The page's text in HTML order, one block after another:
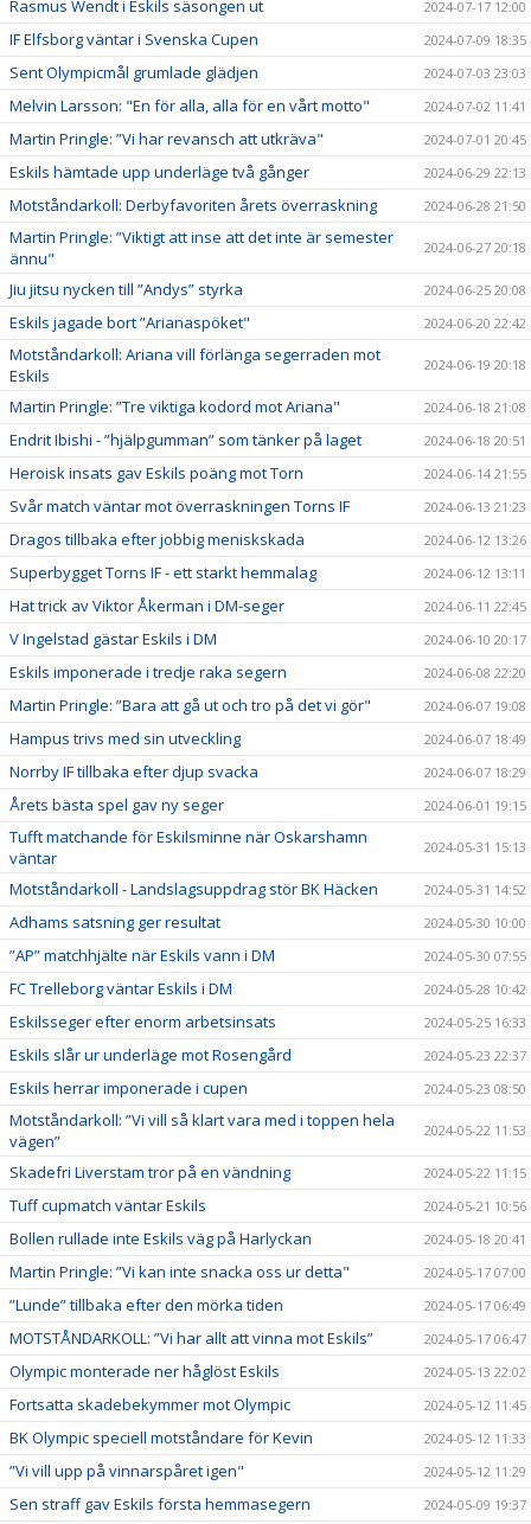
Rasmus Wendt i Eskils säsongen ut 2024-07-17 12:00
IF Elfsborg väntar i Svenska Cupen 2024-07-09 18:35
Sent Olympicmål grumlade glädjen 2024-07-03 23:03
Melvin Larsson: "En för alla, alla för en vårt motto" 2024-07-02 11:41
Martin Pringle: ”Vi har revansch att utkräva" 2024-07-01 20:45
Eskils hämtade upp underläge två gånger 2024-06-29 22:13
Motståndarkoll: Derbyfavoriten årets överraskning 2024-06-28 21:50
Martin Pringle: ”Viktigt att inse att det inte är semester
ännu"
2024-06-27 20:18
Jiu jitsu nycken till ”Andys” styrka 2024-06-25 20:08
Eskils jagade bort ”Arianaspöket" 2024-06-20 22:42
Motståndarkoll: Ariana vill förlänga segerraden mot
Eskils
2024-06-19 20:18
Martin Pringle: ”Tre viktiga kodord mot Ariana" 2024-06-18 21:08
Endrit Ibishi - ”hjälpgumman” som tänker på laget 2024-06-18 20:51
Heroisk insats gav Eskils poäng mot Torn 2024-06-14 21:55
Svår match väntar mot överraskningen Torns IF 2024-06-13 21:23
Dragos tillbaka efter jobbig meniskskada 2024-06-12 13:26
Superbygget Torns IF - ett starkt hemmalag 2024-06-12 13:11
Hat trick av Viktor Åkerman i DM-seger 2024-06-11 22:45
V Ingelstad gästar Eskils i DM 2024-06-10 20:17
Eskils imponerade i tredje raka segern 2024-06-08 22:20
Martin Pringle: ”Bara att gå ut och tro på det vi gör" 2024-06-07 19:08
Hampus trivs med sin utveckling 2024-06-07 18:49
Norrby IF tillbaka efter djup svacka 2024-06-07 18:29
Årets bästa spel gav ny seger 2024-06-01 19:15
Tufft matchande för Eskilsminne när Oskarshamn
väntar
2024-05-31 15:13
Motståndarkoll - Landslagsuppdrag stör BK Häcken 2024-05-31 14:52
Adhams satsning ger resultat 2024-05-30 10:00
”AP” matchhjälte när Eskils vann i DM 2024-05-30 07:55
FC Trelleborg väntar Eskils i DM 2024-05-28 10:42
Eskilsseger efter enorm arbetsinsats 2024-05-25 16:33
Eskils slår ur underläge mot Rosengård 2024-05-23 22:37
Eskils herrar imponerade i cupen 2024-05-23 08:50
Motståndarkoll: ”Vi vill så klart vara med i toppen hela
vägen”
2024-05-22 11:53
Skadefri Liverstam tror på en vändning 2024-05-22 11:15
Tuff cupmatch väntar Eskils 2024-05-21 10:56
Bollen rullade inte Eskils väg på Harlyckan 2024-05-18 20:41
Martin Pringle: ”Vi kan inte snacka oss ur detta" 2024-05-17 07:00
”Lunde” tillbaka efter den mörka tiden 2024-05-17 06:49
MOTSTÅNDARKOLL: ”Vi har allt att vinna mot Eskils” 2024-05-17 06:47
Olympic monterade ner håglöst Eskils 2024-05-13 22:02
Fortsatta skadebekymmer mot Olympic 2024-05-12 11:45
BK Olympic speciell motståndare för Kevin 2024-05-12 11:33
”Vi vill upp på vinnarspåret igen" 2024-05-12 11:29
Sen straff gav Eskils första hemmasegern 2024-05-09 19:37